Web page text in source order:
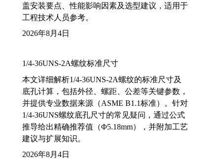
盖安装要点、性能影响因素及选型建议，适用于
工程技术人员参考。
2026年8月4日
1/4-36UNS-2A螺纹标准尺寸
本文详细解析1/4-36UNS-2A螺纹的标准尺寸及
底孔计算，包括外径、螺距、公差等关键参数，
并提供专业数据来源（ASME B1.1标准）。针对
1/4-36UNS螺纹底孔尺寸的常见疑问，通过公式
推导给出精确推荐值（Φ5.18mm），并附加工艺
建议与扩展知识。
2026年8月4日